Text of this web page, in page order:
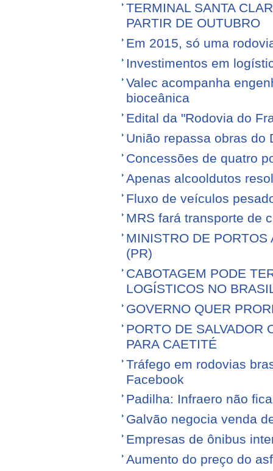
TERMINAL SANTA
PARTIR DE OUTUBRO
Em 2015, só uma
Investimentos em
Valec acompanha
bioceânica
Edital da "Rodovia do
União repassa obras do
Concessões de quatro
Apenas alcooldutos
Fluxo de veículos
MRS fará transporte de
MINISTRO DE
(PR)
CABOTAGEM PODE
LOGÍSTICOS NO
GOVERNO QUER
PORTO DE SALVADOR
PARA CAETITÉ
Tráfego em rodovias
Facebook
Padilha: Infraero não
Galvão negocia venda
Empresas de ônibus
Aumento do preço do